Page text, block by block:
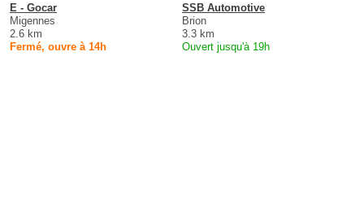
E - Gocar
Migennes
2.6 km
Fermé, ouvre à 14h
SSB Automotive
Brion
3.3 km
Ouvert jusqu'à 19h